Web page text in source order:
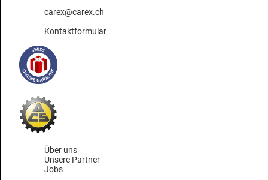
carex@carex.ch
Kontaktformular
Über uns
Unsere Partner
Jobs